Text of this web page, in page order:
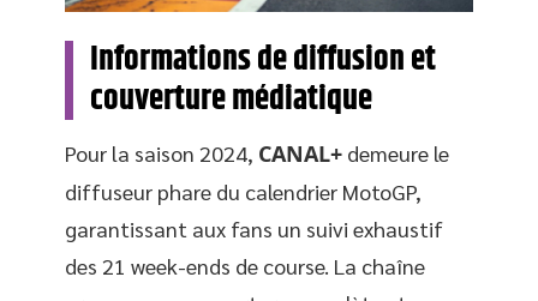
Informations de diffusion et
couverture médiatique
Pour la saison 2024, CANAL+ demeure le
diffuseur phare du calendrier MotoGP,
garantissant aux fans un suivi exhaustif
des 21 week-ends de course. La chaîne